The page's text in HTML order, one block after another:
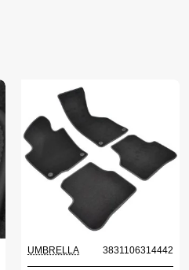
UMBRELLA 3831106314442